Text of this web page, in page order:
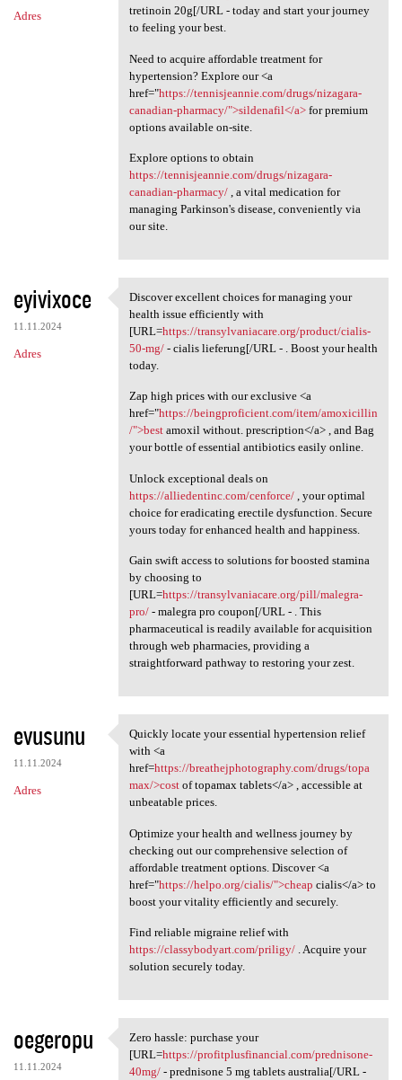
Adres
tretinoin 20g[/URL - today and start your journey
to feeling your best.
Need to acquire affordable treatment for
hypertension? Explore our <a
href="https://tennisjeannie.com/drugs/nizagara-
canadian-pharmacy/">sildenafil</a>for premium
options available on-site.
Explore options to obtain
https://tennisjeannie.com/drugs/nizagara-
canadian-pharmacy/, a vital medication for
managing Parkinson's disease, conveniently via
our site.
eyivixoce
11.11.2024
Adres
Discover excellent choices
Discover excellent choices for managing your
health issue efficiently with
[URL=https://transylvaniacare.org/product/cialis-
50-mg/- cialis lieferung[/URL - . Boost your health
today.
Zap high prices with our exclusive <a
href="https://beingproficient.com/item/amoxicillin
/">bestamoxil without. prescription</a> , and Bag
your bottle of essential antibiotics easily online.
Unlock exceptional deals on
https://alliedentinc.com/cenforce/, your optimal
choice for eradicating erectile dysfunction. Secure
yours today for enhanced health and happiness.
Gain swift access to solutions for boosted stamina
by choosing to
[URL=https://transylvaniacare.org/pill/malegra-
pro/- malegra pro coupon[/URL - . This
pharmaceutical is readily available for acquisition
through web pharmacies, providing a
straightforward pathway to restoring your zest.
evusunu
11.11.2024
Adres
Quickly locate your essential
Quickly locate your essential hypertension relief
with <a
href=https://breathejphotography.com/drugs/topa
max/>costof topamax tablets</a> , accessible at
unbeatable prices.
Optimize your health and wellness journey by
checking out our comprehensive selection of
affordable treatment options. Discover <a
href="https://helpo.org/cialis/">cheap cialis</a> to
boost your vitality efficiently and securely.
Find reliable migraine relief with
https://classybodyart.com/priligy/. Acquire your
solution securely today.
oegeropu
11.11.2024
Zero hassle: purchase your
Zero hassle: purchase your
[URL=https://profitplusfinancial.com/prednisone-
40mg/- prednisone 5 mg tablets australia[/URL -